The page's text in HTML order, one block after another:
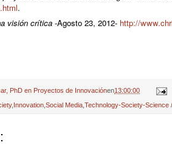
.
visión crítica -Agosto 23, 2012- http://
PhD en Proyectos de Innovaciónen13:00:00
, Innovation,Social Media,Technology-Society-Science